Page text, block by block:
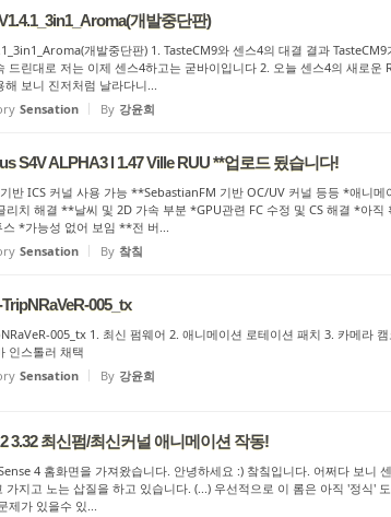
개발중단판)
개발중단판) 1. TasteCM9와 센스4의 대결 결과 TasteCM9
드린대로 저는 이제 센스4하고는 굳바이입니다 2. 오늘 센스4의 새로운
보니 진저처럼 날라다니...
Sensation By 강윤희
S4V ALPHA3 l 1.47 Ville RUU **업로드 됬습니다!
반 ICS 커널 사용 가능 **SebastianFM 기반 OC/UV 커널 등등 *애니메
리치 해결 **날씨 및 2D 가속 부분 *GPU관련 FC 수정 및 CS 해결 *아직
*가능성 없어 보임 **전 버...
Sensation By 챀칰
005_tx
005_tx 1. 최신 펌웨어 2. 애니메이션 로테이션 패치 3. 카메라
인스톨러 채택
Sensation By 강윤희
3.32 최신펌/최신커널 애니메이션 작동!
4 홈화면을 가져왔습니다. 안녕하세요 :) 챀칰입니다. 어쩌다 보니
지고 노는 삽질을 하고 있습니다. (...) 우선적으로 이 롬은 아직 '정식'
가 있을수 있...